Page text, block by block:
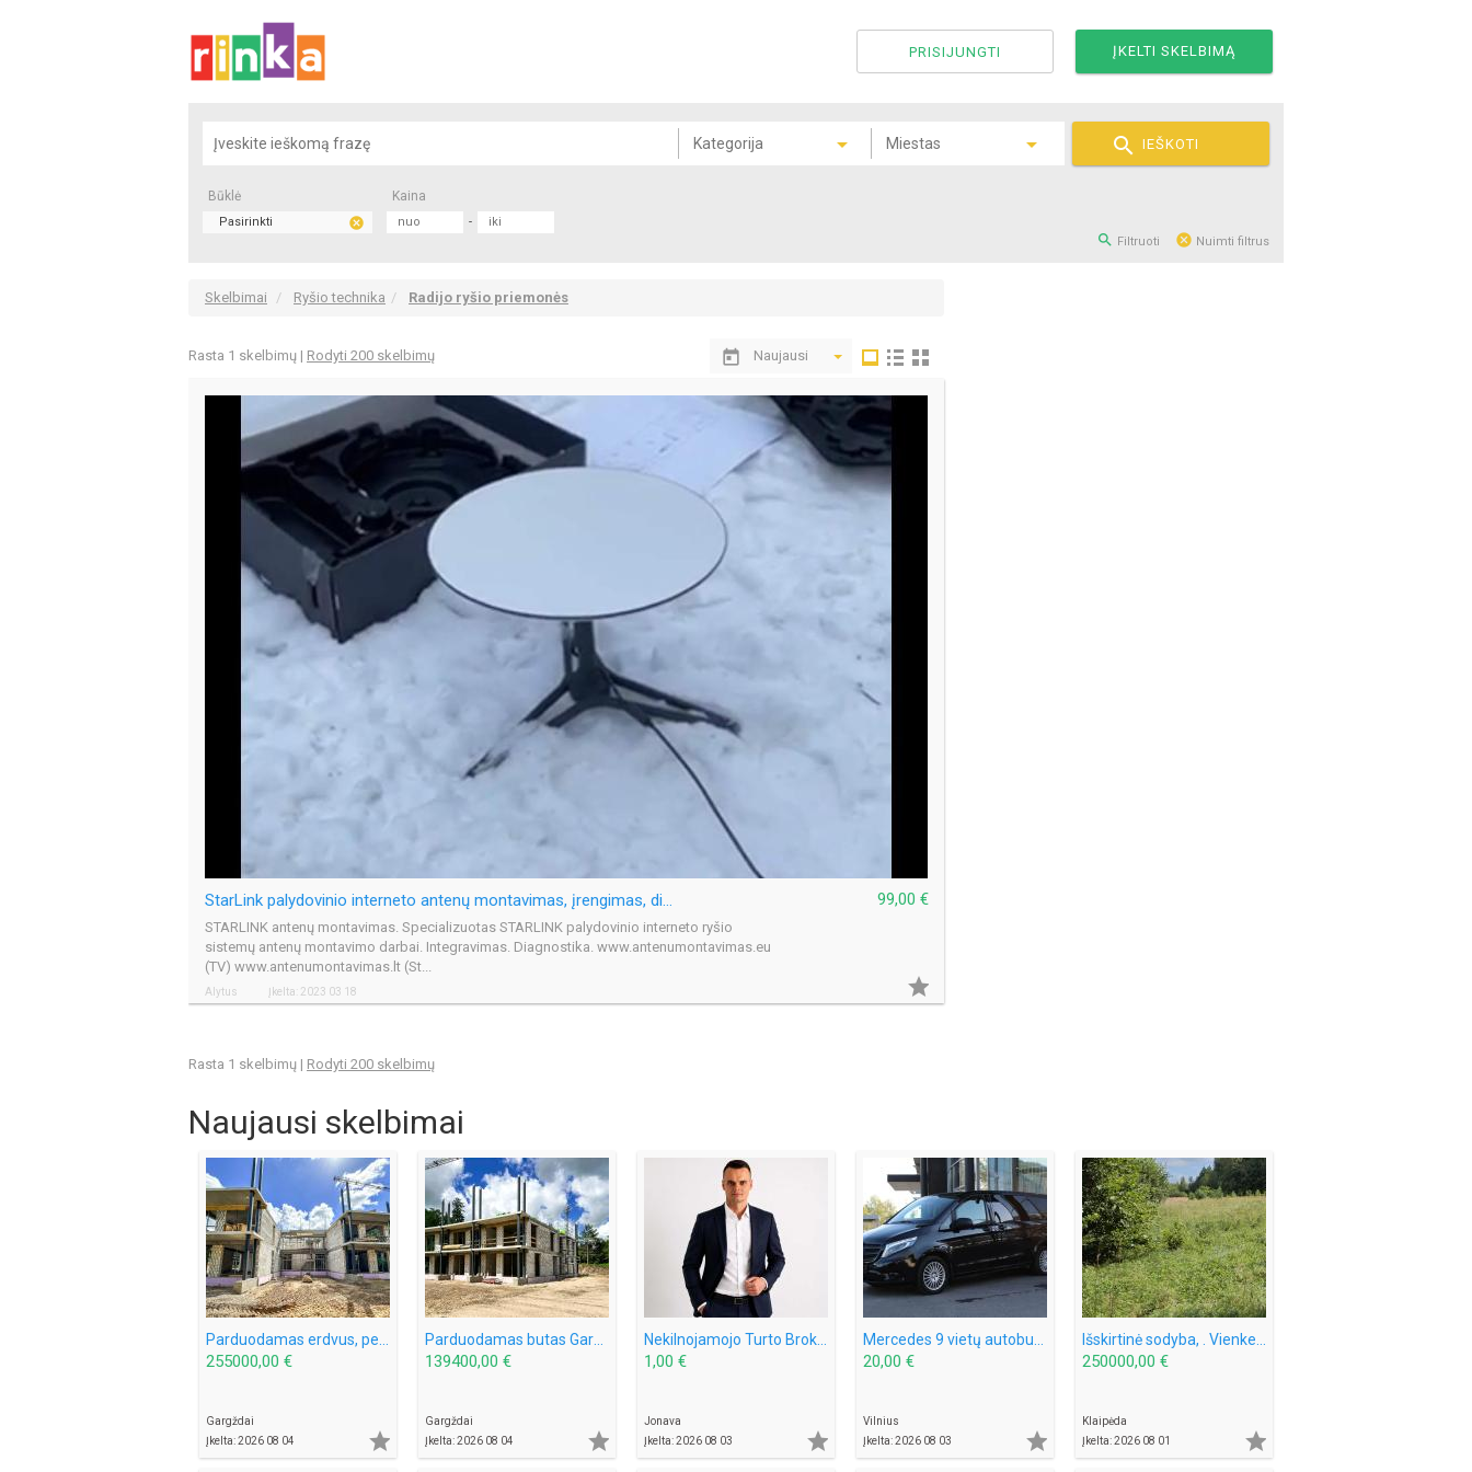
ĮKELTI SKELBIMĄ
PRISIJUNGTI
 IEŠKOTI
Būklė
Pasirinkti
Kaina
-
 Filtruoti  Nuimti filtrus
Skelbimai Ryšio technika Radijo ryšio priemonės
Rasta 1 skelbimų | Rodyti 200 skelbimų Naujausi
StarLink palydovinio interneto antenų montavimas, įrengimas, diagnostika
STARLINK antenų montavimas. Specializuotas STARLINK palydovinio interneto ryšio
sistemų antenų montavimo darbai. Integravimas. Diagnostika. www.antenumontavimas.eu
(TV) www.antenumontavimas.lt (St...
99,00 €
Alytus Įkelta: 2023 03 18 
Rasta 1 skelbimų | Rodyti 200 skelbimų
Naujausi skelbimai
255000,00 €
Gargždai
Įkelta: 2026 08 04

139400,00 €
Gargždai
Įkelta: 2026 08 04

1,00 €
Jonava
Įkelta: 2026 08 03

20,00 €
Vilnius
Įkelta: 2026 08 03

250000,00 €
Klaipėda
Įkelta: 2026 08 01
